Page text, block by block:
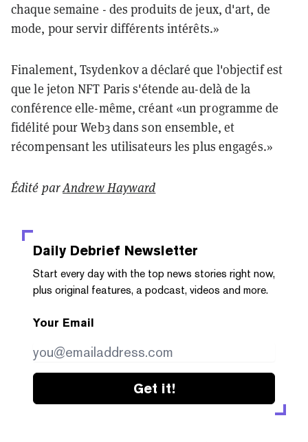
chaque semaine - des produits de jeux, d'art, de
mode, pour servir différents intérêts.»
Finalement, Tsydenkov a déclaré que l'objectif est
que le jeton NFT Paris s'étende au-delà de la
conférence elle-même, créant «un programme de
fidélité pour Web3 dans son ensemble, et
récompensant les utilisateurs les plus engagés.»
Édité parAndrew Hayward
Daily Debrief Newsletter
Start every day with the top news stories right now,
plus original features, a podcast, videos and more.
Your Email
Get it!